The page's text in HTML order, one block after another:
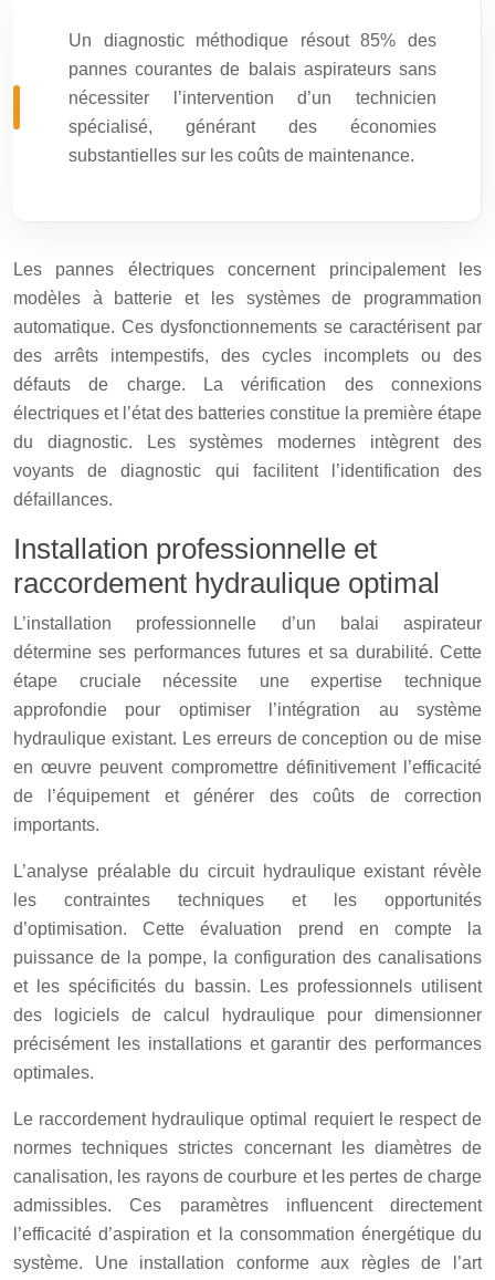
Un diagnostic méthodique résout 85% des
pannes courantes de balais aspirateurs sans
nécessiter l’intervention d’un technicien
spécialisé, générant des économies
substantielles sur les coûts de maintenance.
Les pannes électriques concernent principalement les
modèles à batterie et les systèmes de programmation
automatique. Ces dysfonctionnements se caractérisent par
des arrêts intempestifs, des cycles incomplets ou des
défauts de charge. La vérification des connexions
électriques et l’état des batteries constitue la première étape
du diagnostic. Les systèmes modernes intègrent des
voyants de diagnostic qui facilitent l’identification des
défaillances.
Installation professionnelle et
raccordement hydraulique optimal
L’installation professionnelle d’un balai aspirateur
détermine ses performances futures et sa durabilité. Cette
étape cruciale nécessite une expertise technique
approfondie pour optimiser l’intégration au système
hydraulique existant. Les erreurs de conception ou de mise
en œuvre peuvent compromettre définitivement l’efficacité
de l’équipement et générer des coûts de correction
importants.
L’analyse préalable du circuit hydraulique existant révèle
les contraintes techniques et les opportunités
d’optimisation. Cette évaluation prend en compte la
puissance de la pompe, la configuration des canalisations
et les spécificités du bassin. Les professionnels utilisent
des logiciels de calcul hydraulique pour dimensionner
précisément les installations et garantir des performances
optimales.
Le raccordement hydraulique optimal requiert le respect de
normes techniques strictes concernant les diamètres de
canalisation, les rayons de courbure et les pertes de charge
admissibles. Ces paramètres influencent directement
l’efficacité d’aspiration et la consommation énergétique du
système. Une installation conforme aux règles de l’art